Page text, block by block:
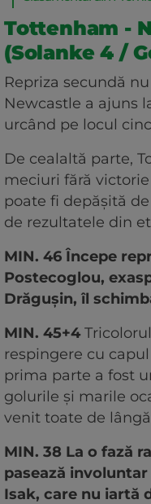
Tottenham -
(Solanke 4 /
Repriza secundă
Newcastle a ajuns
urcând pe locul
De cealaltă parte,
meciuri fără victorie
poate fi depășită
de rezultatele din
MIN. 46 Începe
Postecoglou,
Drăgușin, îl
MIN. 45+4
respingere cu
prima parte a fost
golurile și marile
venit toate de
MIN. 38 La o fază
pasează
Isak, care nu iartă